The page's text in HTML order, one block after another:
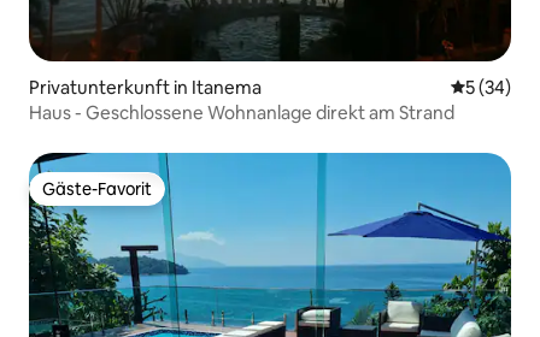
Privatunterkunft in Itanema
5 (34)
Haus - Geschlossene Wohnanlage direkt am Strand
Gäste-Favorit
Gäste-Favorit